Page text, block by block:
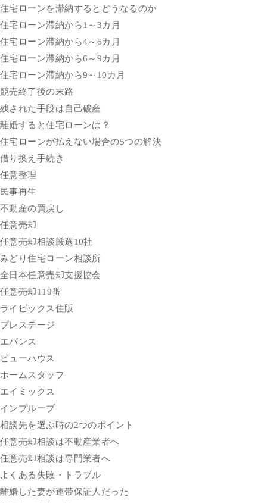
住宅ローンを滞納するとどうなるのか
住宅ローン滞納から1～3カ月
住宅ローン滞納から4～6カ月
住宅ローン滞納から6～9カ月
住宅ローン滞納から9～10カ月
競売終了後の末路
残された手段は自己破産
離婚すると住宅ローンは？
住宅ローンが払えない場合の5つの解決
借り換え手続き
任意整理
民事再生
不動産の買戻し
任意売却
任意売却相談厳選10社
みどり住宅ローン相談所
全日本任意売却支援協会
任意売却119番
ライビックス住販
プレステージ
エバンス
ビューハウス
ホームスタッフ
エイミックス
インプルーブ
相談先を選ぶ時の2つのポイント
任意売却相談は不動産業者へ
任意売却相談は専門業者へ
よくある失敗・トラブル
離婚した妻が連帯保証人だった